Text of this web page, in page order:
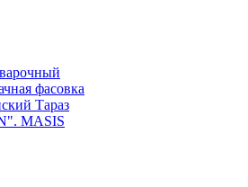
фасовка
Тараз
MASIS